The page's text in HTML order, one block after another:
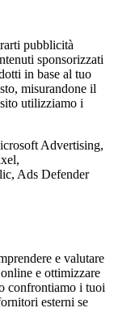
pubblicità
sponsorizzati
in base al tuo
misurandone il
utilizziamo i
Advertising,
Ads Defender
e valutare
e ottimizzare
confrontiamo i tuoi
esterni se